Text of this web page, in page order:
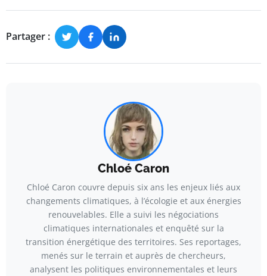
Partager :
Chloé Caron
Chloé Caron couvre depuis six ans les enjeux liés aux
changements climatiques, à l’écologie et aux énergies
renouvelables. Elle a suivi les négociations
climatiques internationales et enquêté sur la
transition énergétique des territoires. Ses reportages,
menés sur le terrain et auprès de chercheurs,
analysent les politiques environnementales et leurs